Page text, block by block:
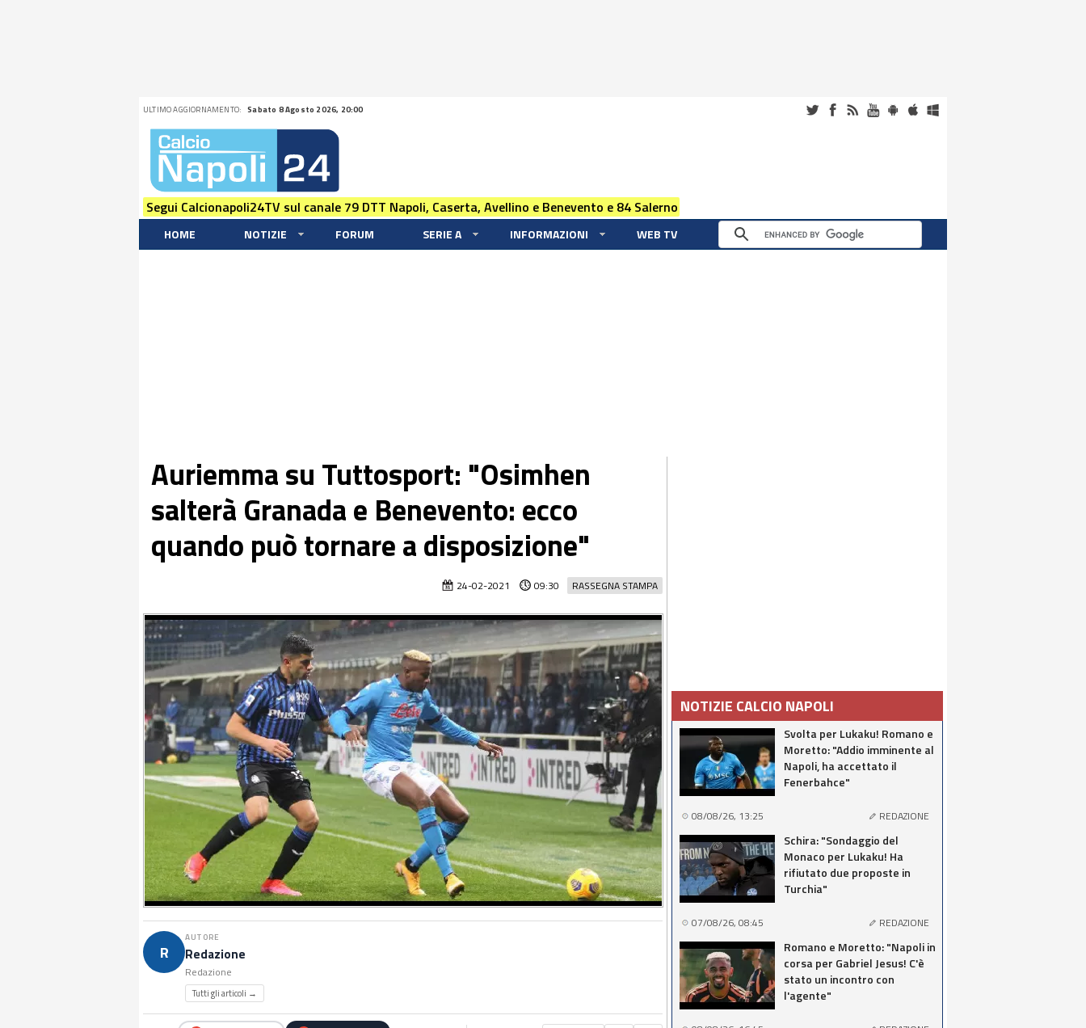
ULTIMO AGGIORNAMENTO: Sabato 8 Agosto 2026, 20:00
Segui Calcionapoli24TV sul canale 79 DTT Napoli, Caserta, Avellino e Benevento e 84 Salerno
HOME NOTIZIE FORUM SERIE A INFORMAZIONI WEB TV
Auriemma su Tuttosport: "Osimhen
salterà Granada e Benevento: ecco
quando può tornare a disposizione"
RASSEGNA STAMPA
24-02-2021 09:30
R
AUTORE
Redazione
Redazione
Tutti gli articoli →
NOTIZIE CALCIO NAPOLI
Svolta per Lukaku! Romano e
Moretto: "Addio imminente al
Napoli, ha accettato il
Fenerbahce"
08/08/26, 13:25 REDAZIONE
Schira: "Sondaggio del
Monaco per Lukaku! Ha
rifiutato due proposte in
Turchia"
07/08/26, 08:45 REDAZIONE
Romano e Moretto: "Napoli in
corsa per Gabriel Jesus! C'è
stato un incontro con
l'agente"